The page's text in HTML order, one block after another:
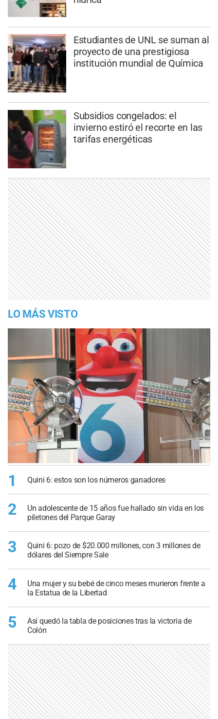
Estudiantes de UNL se suman al
proyecto de una prestigiosa
institución mundial de Química
Subsidios congelados: el
invierno estiró el recorte en las
tarifas energéticas
LO MÁS VISTO
1 Quini 6: estos son los números ganadores
2
Un adolescente de 15 años fue hallado sin vida en los
piletones del Parque Garay
3
Quini 6: pozo de $20.000 millones, con 3 millones de
dólares del Siempre Sale
4
Una mujer y su bebé de cinco meses murieron frente a
la Estatua de la Libertad
5
Así quedó la tabla de posiciones tras la victoria de
Colón